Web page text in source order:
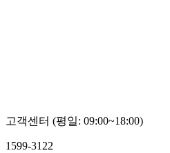
고객센터 (평일: 09:00~18:00)
1599-3122